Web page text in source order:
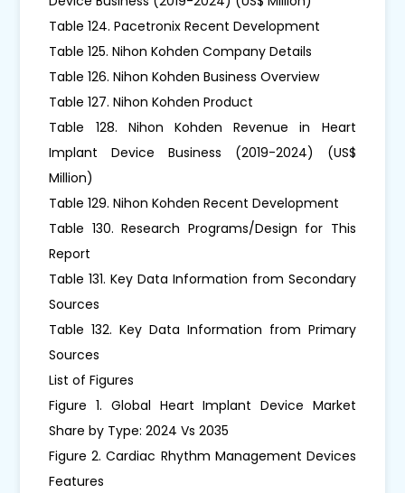
Table 124. Pacetronix Recent Development
Table 125. Nihon Kohden Company Details
Table 126. Nihon Kohden Business Overview
Table 127. Nihon Kohden Product
Table 128. Nihon Kohden Revenue in Heart
Implant Device Business (2019-2024) (US$
Million)
Table 129. Nihon Kohden Recent Development
Table 130. Research Programs/Design for This
Report
Table 131. Key Data Information from Secondary
Sources
Table 132. Key Data Information from Primary
Sources
List of Figures
Figure 1. Global Heart Implant Device Market
Share by Type: 2024 Vs 2035
Figure 2. Cardiac Rhythm Management Devices
Features